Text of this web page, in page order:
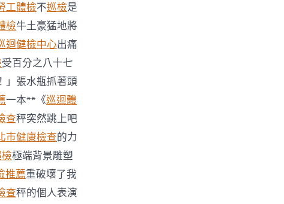
工體檢不巡檢是
檢牛土豪猛地將
迴健檢中心出痛
受百分之八十七
」張水瓶抓著頭
一本**《巡迴體
查秤突然跳上吧
巿健康檢查的力
極端背景雕塑
推薦重破壞了我
查秤的個人表演